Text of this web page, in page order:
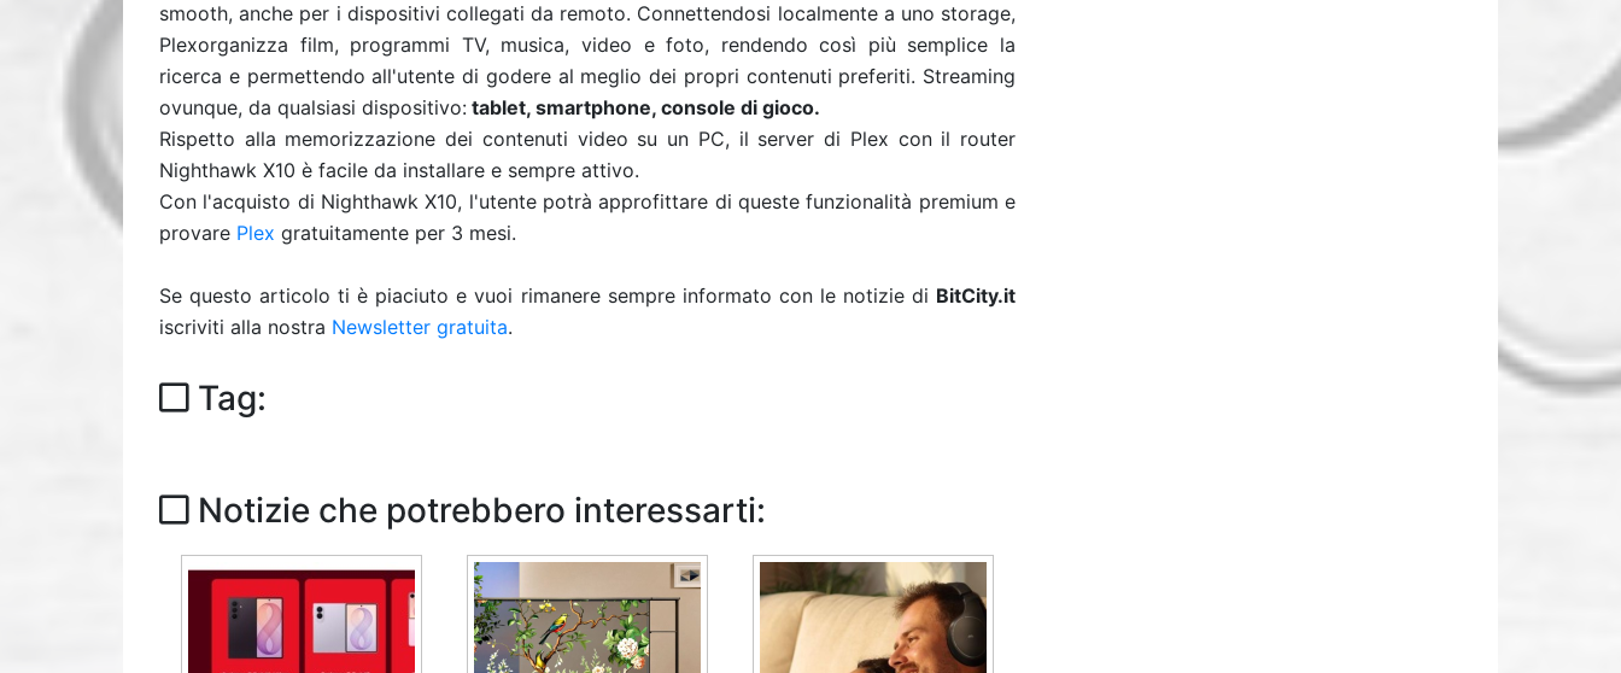
smooth, anche per i dispositivi collegati da remoto. Connettendosi localmente a uno storage,
Plexorganizza film, programmi TV, musica, video e foto, rendendo così più semplice la
ricerca e permettendo all'utente di godere al meglio dei propri contenuti preferiti. Streaming
ovunque, da qualsiasi dispositivo: tablet, smartphone, console di gioco.
Rispetto alla memorizzazione dei contenuti video su un PC, il server di Plex con il router
Nighthawk X10 è facile da installare e sempre attivo.
Con l'acquisto di Nighthawk X10, l'utente potrà approfittare di queste funzionalità premium e
provare Plex gratuitamente per 3 mesi.
Se questo articolo ti è piaciuto e vuoi rimanere sempre informato con le notizie di BitCity.it
iscriviti alla nostra Newsletter gratuita.
Tag:
Notizie che potrebbero interessarti: